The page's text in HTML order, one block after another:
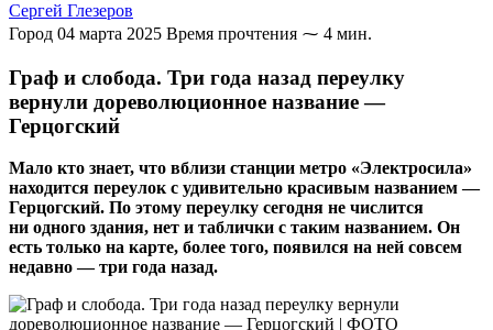
Сергей Глезеров
Город 04 марта 2025 Время прочтения ⁓ 4 мин.
Граф и слобода. Три года назад переулку
вернули дореволюционное название —
Герцогский
Мало кто знает, что вблизи станции метро «Электросила»
находится переулок с удивительно красивым названием —
Герцогский. По этому переулку сегодня не числится
ни одного здания, нет и таблички с таким названием. Он
есть только на карте, более того, появился на ней совсем
недавно — три года назад.